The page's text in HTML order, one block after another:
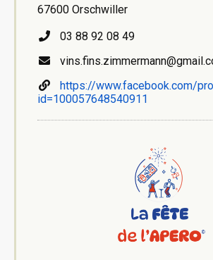
67600 Orschwiller
03 88 92 08 49
https://www.facebook.com/
id=100057648540911